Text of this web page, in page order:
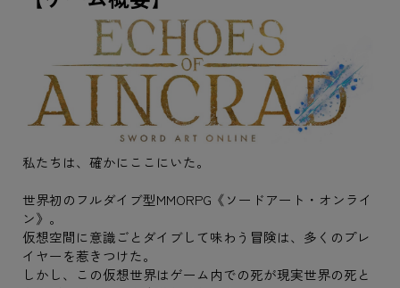
私たちは、確かにここにいた。
世界初のフルダイブ型MMORPG《ソードアート・オンライ
ン》。
仮想空間に意識ごとダイブして味わう冒険は、多くのプレ
イヤーを惹きつけた。
しかし、この仮想世界はゲーム内での死が現実世界の死と